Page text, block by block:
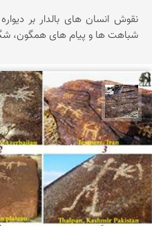
نقوش
شباهت ها و پیام های همگون، شگفت انگیز و مسحورکننده است!
محمد ناصری فرد